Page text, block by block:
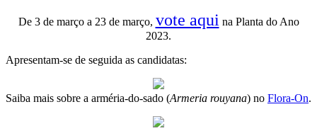
De 3 de março a 23 de março, vote aquina Planta do Ano
2023.
Apresentam-se de seguida as candidatas:
Saiba mais sobre a arméria-do-sado (Armeria rouyana) no Flora-On.